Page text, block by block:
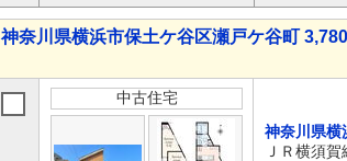
神奈川県横浜市保土ケ谷区瀬戸ケ谷町
中古住宅
神奈川県横
ＪＲ横須